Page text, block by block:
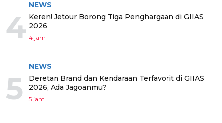
4
NEWS
Keren! Jetour Borong Tiga Penghargaan di GIIAS
2026
4 jam
5
NEWS
Deretan Brand dan Kendaraan Terfavorit di GIIAS
2026, Ada Jagoanmu?
5 jam